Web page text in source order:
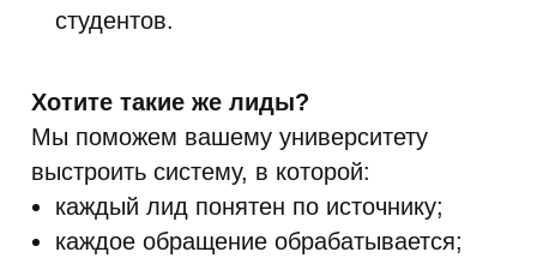
студентов.
Хотите такие же лиды?
Мы поможем вашему университету
выстроить систему, в которой:
каждый лид понятен по источнику;
каждое обращение обрабатывается;